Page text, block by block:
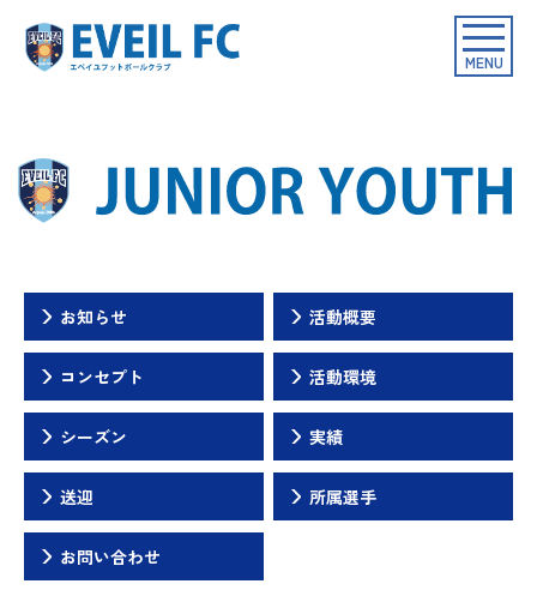
toggle
MENU
お知らせ 活動概要
コンセプト 活動環境
シーズン 実績
送迎 所属選手
お問い合わせ